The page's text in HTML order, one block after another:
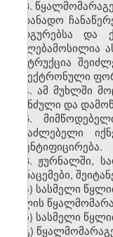
3.
სათანადო
სადგურებსა და
უფლებამოსილია
ინსტრუქცია
ელექტრონული
4. ამ მუხლში
აკინძული და
5.
შესაძლებელი
იდენტიფიცირება.
6. ჟურნალში,
მონაცემები,
ა) სასმელი
წყლის
ბ) სასმელი
გ)